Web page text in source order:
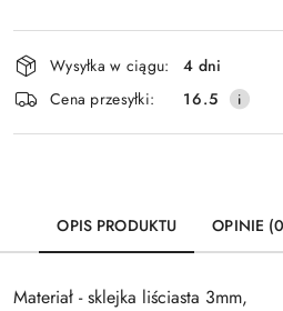
Dostępność
i
dostawa
Wysyłka w ciągu:
4 dni
Cena przesyłki:
16.5
OPIS PRODUKTU OPINIE
Materiał - sklejka liściasta 3mm,